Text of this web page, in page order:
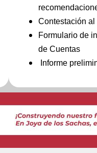
Contestación
Formulario de
de Cuentas
Informe